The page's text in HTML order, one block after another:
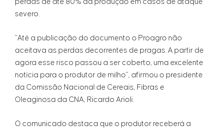
perdas de até 80% da produção em casos de ataque
severo.
“Até a publicação do documento o Proagro não
aceitava as perdas decorrentes de pragas. A partir de
agora esse risco passou a ser coberto, uma excelente
notícia para o produtor de milho”, afirmou o presidente
da Comissão Nacional de Cereais, Fibras e
Oleaginosa da CNA, Ricardo Arioli.
O comunicado destaca que o produtor receberá a